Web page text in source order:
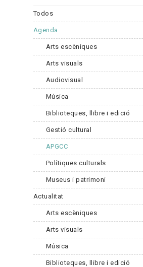
Todos
Agenda
Arts escèniques
Arts visuals
Audiovisual
Música
Biblioteques, llibre i edició
Gestió cultural
APGCC
Polítiques culturals
Museus i patrimoni
Actualitat
Arts escèniques
Arts visuals
Música
Biblioteques, llibre i edició